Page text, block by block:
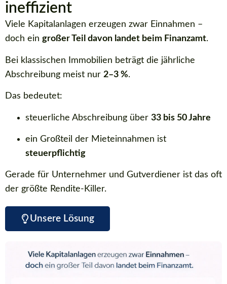
ineffizient
Viele Kapitalanlagen erzeugen zwar Einnahmen –
doch ein großer Teil davon landet beim Finanzamt.
Bei klassischen Immobilien beträgt die jährliche
Abschreibung meist nur 2–3 %.
Das bedeutet:
steuerliche Abschreibung über 33 bis 50 Jahre
ein Großteil der Mieteinnahmen ist
steuerpflichtig
Gerade für Unternehmer und Gutverdiener ist das oft
der größte Rendite-Killer.
Unsere Lösung